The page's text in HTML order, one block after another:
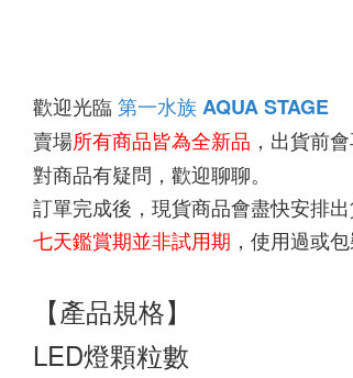
歡迎光臨 第一水族AQUA STAGE
賣場所有商品皆為全新品 ，出貨前
對商品有疑問，歡迎聊聊。
訂單完成後，現貨商品會盡快安排出
七天鑑賞期並非試用期 ，使用過或
【產品規格】
LED燈顆粒數